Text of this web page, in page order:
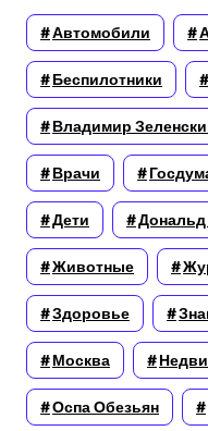
Автомобили
Беспилотники
Владимир
Врачи
Дети
Животные
Здоровье
Москва
Оспа Обезьян